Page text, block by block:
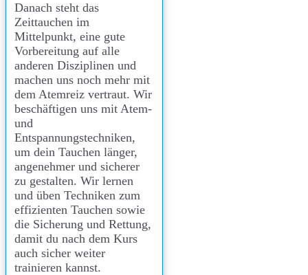
Danach steht das
Zeittauchen im
Mittelpunkt, eine gute
Vorbereitung auf alle
anderen Disziplinen und
machen uns noch mehr mit
dem Atemreiz vertraut. Wir
beschäftigen uns mit Atem-
und
Entspannungstechniken,
um dein Tauchen länger,
angenehmer und sicherer
zu gestalten. Wir lernen
und üben Techniken zum
effizienten Tauchen sowie
die Sicherung und Rettung,
damit du nach dem Kurs
auch sicher weiter
trainieren kannst.